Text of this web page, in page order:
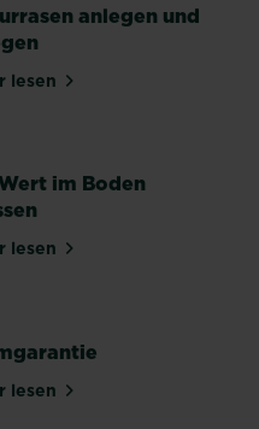
anlegen und
lesen
über Naturrasen anlegen
im Boden
lesen
über pH-Wert im Boden
lesen
über Keimgarantie